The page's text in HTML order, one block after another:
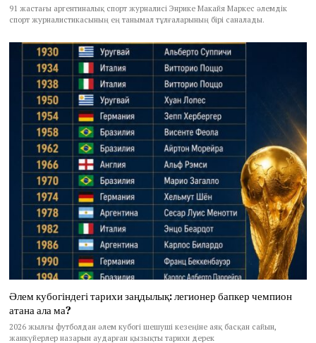
91 жастағы аргентиналық спорт журналисі Энрике Макайя Маркес әлемдік
спорт журналистикасының ең танымал тұлғаларының бірі саналады.
Әлем кубогіндегі тарихи заңдылық: легионер бапкер чемпион
атана ала ма?
2026 жылғы футболдан әлем кубогі шешуші кезеңіне аяқ басқан сайын,
жанкүйерлер назарын аударған қызықты тарихи дерек